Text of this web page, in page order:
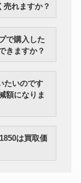
売れますか？
きますか？
額になりま